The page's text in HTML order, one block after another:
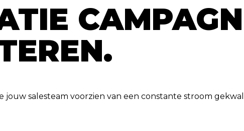
salesteam voorzien van een constante stroom